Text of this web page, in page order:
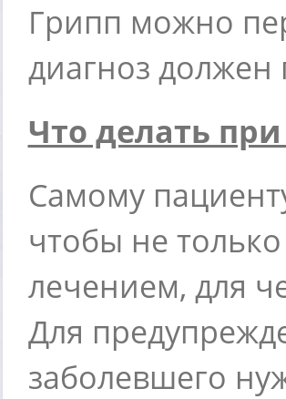
Грипп можно
диагноз должен
Что делать
Самому
чтобы не
лечением, для
Для
заболевшего